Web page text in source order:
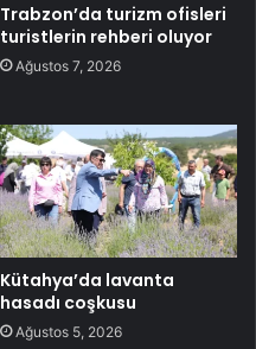
Trabzon’da turizm ofisleri
turistlerin rehberi oluyor
Ağustos 7, 2026
Kütahya’da lavanta
hasadı coşkusu
Ağustos 5, 2026